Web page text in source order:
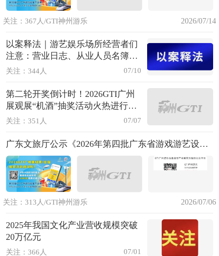
关注：367人/GTI神州游乐 2026/07/14
以案释法｜游艺娱乐场所经营者们
注意：营业日志、从业人员名簿，
缺一不可！
关注：344人 07/10
第二轮开奖倒计时！2026GTI广州
展观展“机酒”抽奖活动火热进行中
~
关注：351人 07/07
广东文旅厅公示《2026年第四批广东省游戏游艺设备内容审核拟通过机型机种目录》
关注：313人/GTI神州游乐 2026/07/06
2025年我国文化产业营收规模突破
20万亿元
关注：366人 07/01